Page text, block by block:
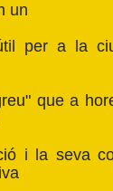
un
per a la
que a
i la seva